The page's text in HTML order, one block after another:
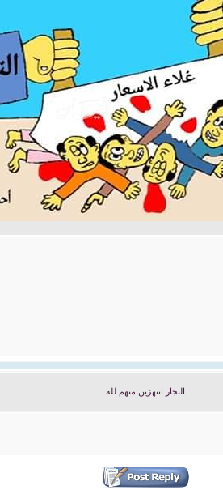
التجار انتهزين منهم لله